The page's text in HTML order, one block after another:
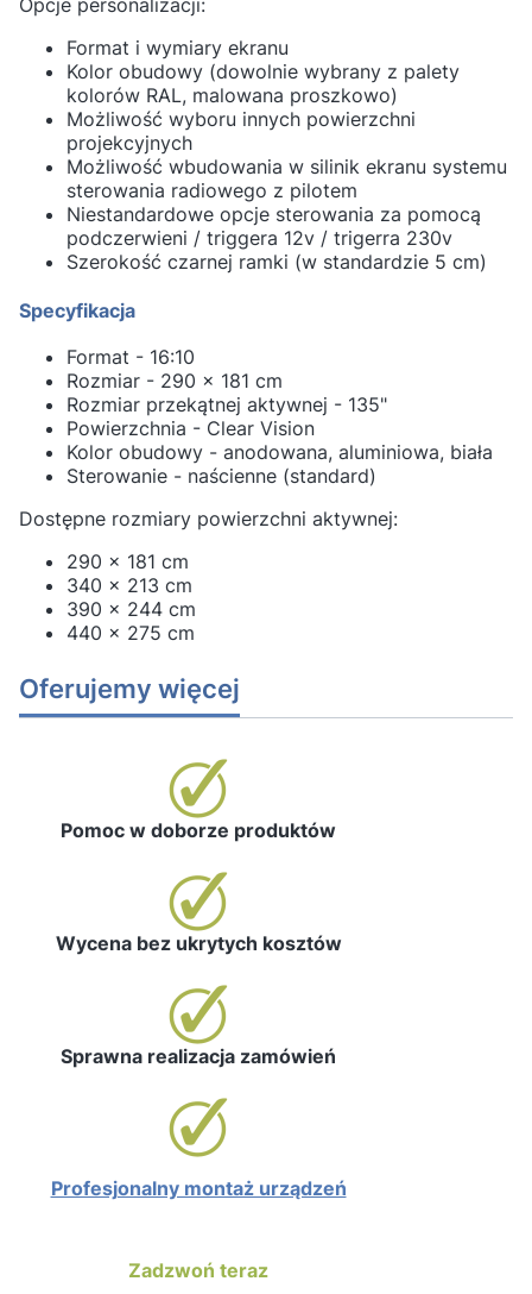
Opcje personalizacji:
Format i wymiary ekranu
Kolor obudowy (dowolnie wybrany z palety
kolorów RAL, malowana proszkowo)
Możliwość wyboru innych powierzchni
projekcyjnych
Możliwość wbudowania w silinik ekranu systemu
sterowania radiowego z pilotem
Niestandardowe opcje sterowania za pomocą
podczerwieni / triggera 12v / trigerra 230v
Szerokość czarnej ramki (w standardzie 5 cm)
Specyfikacja
Format - 16:10
Rozmiar - 290 x 181 cm
Rozmiar przekątnej aktywnej - 135"
Powierzchnia - Clear Vision
Kolor obudowy - anodowana, aluminiowa, biała
Sterowanie - naścienne (standard)
Dostępne rozmiary powierzchni aktywnej:
290 x 181 cm
340 x 213 cm
390 x 244 cm
440 x 275 cm
Oferujemy więcej
Pomoc w doborze produktów
Wycena bez ukrytych kosztów
Sprawna realizacja zamówień
Profesjonalny montaż urządzeń
Zadzwoń teraz